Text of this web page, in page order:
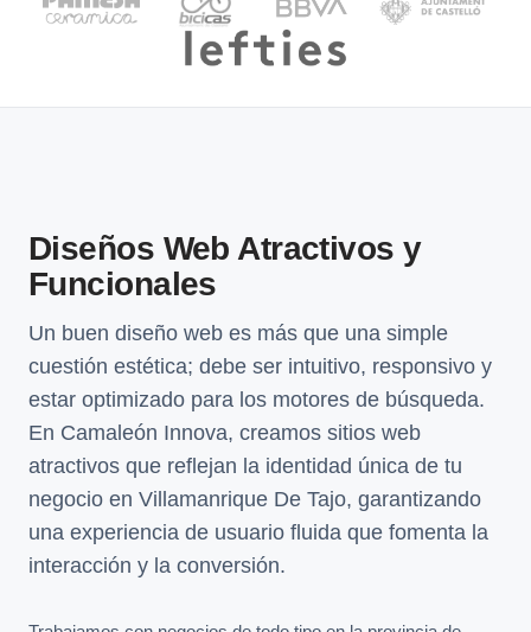
Diseños Web Atractivos y
Funcionales
Un buen diseño web es más que una simple
cuestión estética; debe ser intuitivo, responsivo y
estar optimizado para los motores de búsqueda.
En Camaleón Innova, creamos sitios web
atractivos que reflejan la identidad única de tu
negocio en Villamanrique De Tajo, garantizando
una experiencia de usuario fluida que fomenta la
interacción y la conversión.